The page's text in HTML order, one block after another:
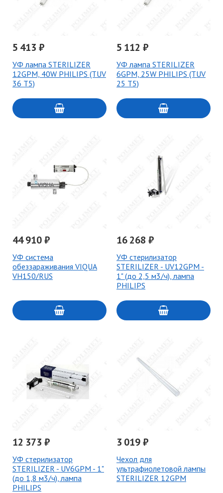
5 413 ₽
УФ лампа STERILIZER
12GPM, 40W PHILIPS (TUV
36 T5)
5 112 ₽
УФ лампа STERILIZER
6GPM, 25W PHILIPS (TUV
25 T5)
44 910 ₽
УФ система
обеззараживания VIQUA
VH150/RUS
16 268 ₽
УФ стерилизатор
STERILIZER - UV12GPM -
1" (до 2,5 м3/ч), лампа
PHILIPS
12 373 ₽
УФ стерилизатор
STERILIZER - UV6GPM - 1"
(до 1,8 м3/ч), лампа
PHILIPS
3 019 ₽
Чехол для
ультрафиолетовой лампы
STERILIZER 12GPM